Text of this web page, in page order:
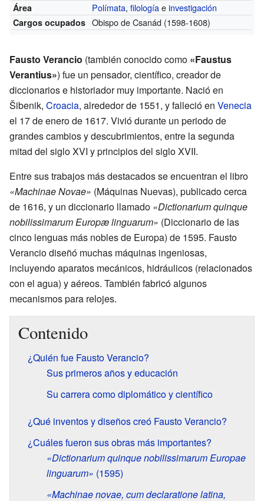
Área Polímata,filologíaeinvestigación
Cargos ocupados Obispo de Csanád (1598-1608)
Fausto Verancio (también conocido como «Faustus
Verantius») fue un pensador, científico, creador de
diccionarios e historiador muy importante. Nació en
Šibenik, Croacia, alrededor de 1551, y falleció en Venecia
el 17 de enero de 1617. Vivió durante un periodo de
grandes cambios y descubrimientos, entre la segunda
mitad del siglo XVI y principios del siglo XVII.
Entre sus trabajos más destacados se encuentran el libro
«Machinae Novae» (Máquinas Nuevas), publicado cerca
de 1616, y un diccionario llamado «Dictionarium quinque
nobilissimarum Europæ linguarum» (Diccionario de las
cinco lenguas más nobles de Europa) de 1595. Fausto
Verancio diseñó muchas máquinas ingeniosas,
incluyendo aparatos mecánicos, hidráulicos (relacionados
con el agua) y aéreos. También fabricó algunos
mecanismos para relojes.
Contenido
¿Quién fue Fausto Verancio?
Sus primeros años y educación
Su carrera como diplomático y científico
¿Qué inventos y diseños creó Fausto Verancio?
¿Cuáles fueron sus obras más importantes?
«Dictionarium quinque nobilissimarum Europae
linguarum» (1595)
«Machinae novae, cum declaratione latina,